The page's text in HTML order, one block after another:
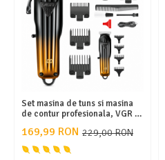
Set masina de tuns si masina
de contur profesionala, VGR V-
pieptan, gold
229,00 RON
169,99 RON